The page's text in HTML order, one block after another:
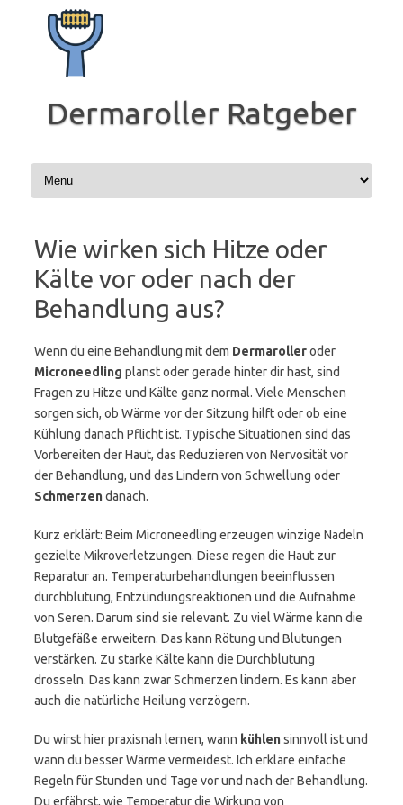
Inhalt
springen
Dermaroller Ratgeber
Wie wirken sich Hitze oder
Kälte vor oder nach der
Behandlung aus?
Wenn du eine Behandlung mit dem Dermarolleroder
Microneedling planst oder gerade hinter dir hast, sind
Fragen zu Hitze und Kälte ganz normal. Viele Menschen
sorgen sich, ob Wärme vor der Sitzung hilft oder ob eine
Kühlung danach Pflicht ist. Typische Situationen sind das
Vorbereiten der Haut, das Reduzieren von Nervosität vor
der Behandlung, und das Lindern von Schwellung oder
Schmerzendanach.
Kurz erklärt: Beim Microneedling erzeugen winzige Nadeln
gezielte Mikroverletzungen. Diese regen die Haut zur
Reparatur an. Temperaturbehandlungen beeinflussen
durchblutung, Entzündungsreaktionen und die Aufnahme
von Seren. Darum sind sie relevant. Zu viel Wärme kann die
Blutgefäße erweitern. Das kann Rötung und Blutungen
verstärken. Zu starke Kälte kann die Durchblutung
drosseln. Das kann zwar Schmerzen lindern. Es kann aber
auch die natürliche Heilung verzögern.
Du wirst hier praxisnah lernen, wann kühlensinnvoll ist und
wann du besser Wärme vermeidest. Ich erkläre einfache
Regeln für Stunden und Tage vor und nach der Behandlung.
Du erfährst, wie Temperatur die Wirkung von